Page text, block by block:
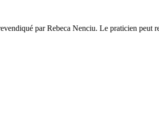
par Rebeca Nenciu. Le praticien